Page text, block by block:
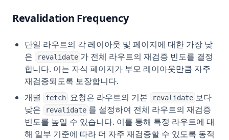
Revalidation Frequency
단일 라우트의 각 레이아웃 및 페이지에 대한 가장 낮
은
revalidate 가 전체 라우트의 재검증 빈도를 결정
합니다. 이는 자식 페이지가 부모 레이아웃만큼 자주
재검증되도록 보장합니다.
개별
fetch 요청은 라우트의 기본 revalidate 보다
낮은
revalidate 를 설정하여 전체 라우트의 재검증
빈도를 높일 수 있습니다. 이를 통해 특정 라우트에 대
해 일부 기준에 따라 더 자주 재검증할 수 있도록 동적